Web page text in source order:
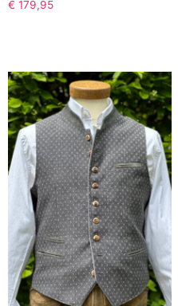
€ 179,95